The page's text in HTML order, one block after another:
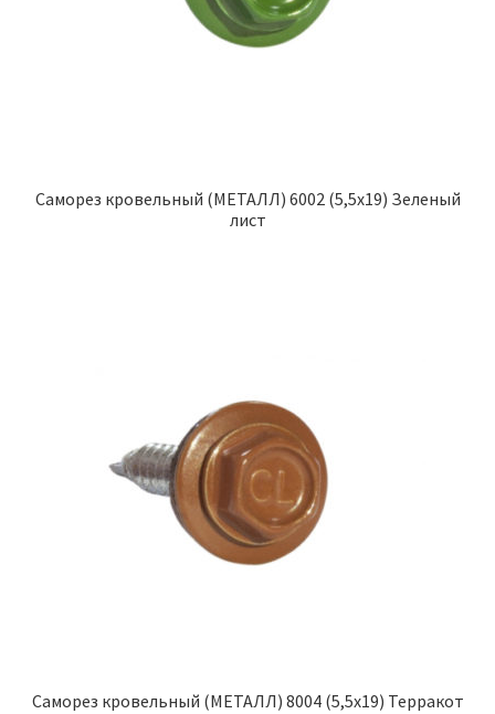
Саморез кровельный (МЕТАЛЛ) 6002 (5,5х19) Зеленый
лист
Саморез кровельный (МЕТАЛЛ) 8004 (5,5х19) Терракот